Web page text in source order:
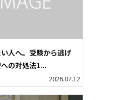
人へ。受験から逃げ
の対処法1...
2026.07.12